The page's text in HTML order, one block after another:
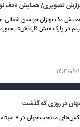
تصویری/ همایش «دف
در پارک «بش قارداش» بجنورد
۰۶/۱۹
در روزی که گذشت
منتخب جهان در ۸ سپتامبر